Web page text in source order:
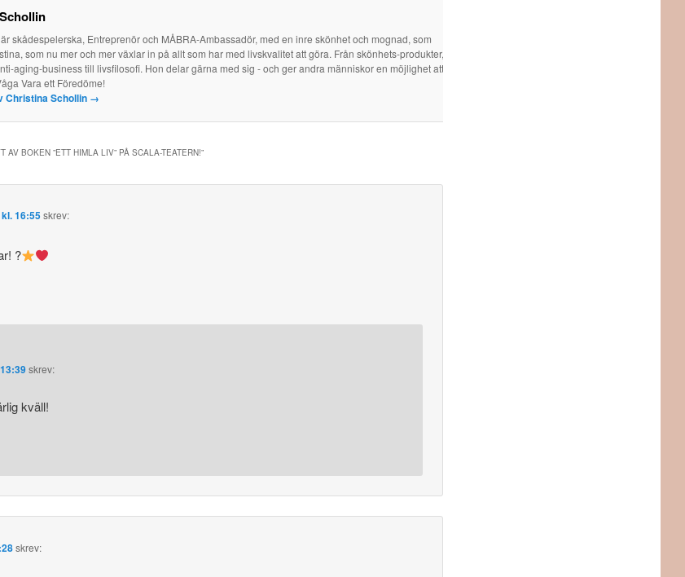
skådespelerska, Entreprenör och MÅBRA-Ambassadör, med en inre skönhet och mognad, som
som nu mer och mer växlar in på allt som har med livskvalitet att göra. Från skönhets-produkter,
aging-business till livsfilosofi. Hon delar gärna med sig - och ger andra människor en möjlighet att
Vara ett Föredöme!
Christina Schollin →
AV BOKEN ”ETT HIMLA LIV” PÅ SCALA-TEATERN!”
16:55skrev:
?
skrev:
kväll!
skrev: